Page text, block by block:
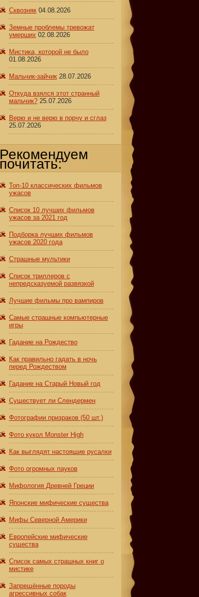
Сквозняк 04.08.2026
Земные проблемы тревожат
умерших 02.08.2026
Мистика, которой не было
01.08.2026
Мальчик-зайчик 28.07.2026
Откуда взялся этот странный
мальчик? 25.07.2026
Верю и не верю в порчу и сглаз
25.07.2026
Рекомендуем
почитать:
Топ-10 классических фильмов
ужасов
Список 10 лучших фильмов
ужасов за 2021 год
Подборка лучших фильмов
ужасов 2020 года
Страшные мультики
Список триллеров с
непредсказуемой развязкой
Лучшие фильмы про вампиров
Самые страшные компьютерные
игры
Гадание на Рождество
Как правильно гадать в ночь
перед Рождеством
Гадание на Старый Новый год
Существует ли Слендермен
Фотографии призраков (50 шт.)
Фото кукол Monster High
Как выглядят настоящие русалки
Фото огромных пауков
Мифология Древней Греции
Японские мифические существа
Мифы Северной Америки
Европейские мифические
существа
Список самых страшных книг о
мистике
Запрещённые породы
агрессивных собак